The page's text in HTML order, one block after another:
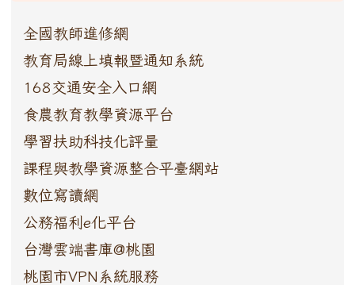
全國教師進修網
教育局線上填報暨通知系統
168交通安全入口網
食農教育教學資源平台
學習扶助科技化評量
課程與教學資源整合平臺網站
數位寫讀網
公務福利e化平台
台灣雲端書庫@桃園
桃園市VPN系統服務